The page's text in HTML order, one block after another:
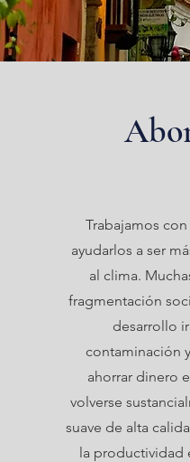
Trabajamos
ayudarlos a ser
al clima.
fragmentación
desarrollo
contaminación
ahorrar dinero
volverse
suave de alta
la productividad